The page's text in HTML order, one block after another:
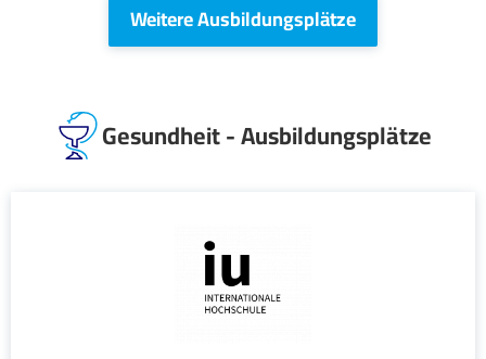
Weitere Ausbildungsplätze
Gesundheit - Ausbildungsplätze